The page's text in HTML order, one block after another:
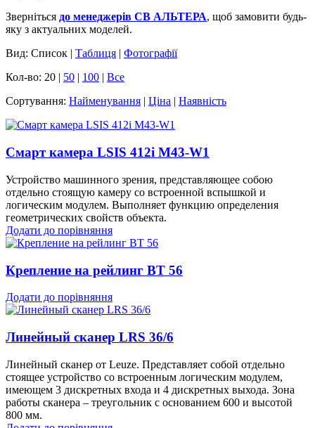
Зверніться до менеджерів СВ АЛЬТЕРА, щоб замовити будь-
яку з актуальних моделей.
Вид: Список | Таблиця | Фотографії
Кол-во: 20 | 50 | 100 | Все
Сортування: Найменування | Ціна | Наявність
Смарт камера LSIS 412i M43-W1
Устройство машинного зрения, представляющее собою
отдельно стоя­щую ка­меру со встроенной вспышкой и
логическим мо­ду­лем. Выполняет функцию определения
геометрических свойств объек­та.
Додати до порівняння
Крепление на рейлинг BT 56
Додати до порівняння
Линейный сканер LRS 36/6
Линейный сканер от Leuze. Представляет собой отдельно
стоящее устройство со встро­енным логическим моду­лем,
имеющем 3 дис­крет­ных входа и 4 дискретных выхода. Зона
работы ска­не­ра – треугольник с основанием 600 и высотой
800 мм.